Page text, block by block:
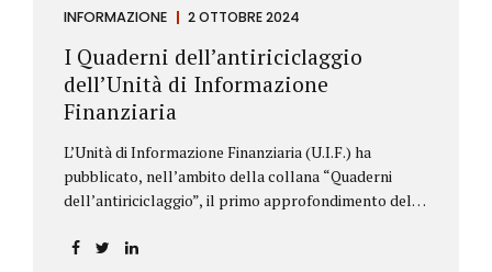
INFORMAZIONE 2 OTTOBRE 2024
I Quaderni dell’antiriciclaggio
dell’Unità di Informazione
Finanziaria
L’Unità di Informazione Finanziaria (U.I.F.) ha
pubblicato, nell’ambito della collana “Quaderni
dell’antiriciclaggio”, il primo approfondimento del
aggiornamenti della normativa e della